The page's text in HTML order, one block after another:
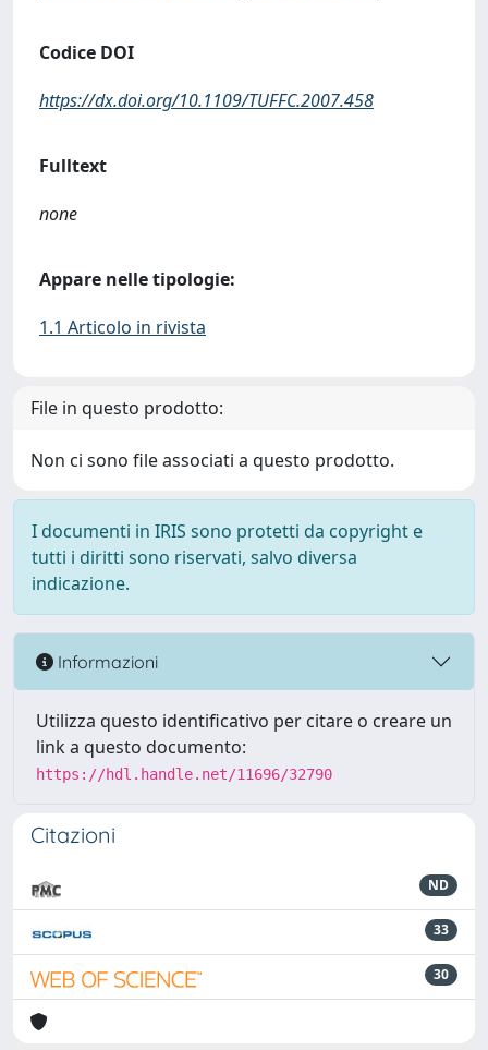
Codice DOI
https://dx.doi.org/10.1109/TUFFC.2007.458
Fulltext
none
Appare nelle tipologie:
1.1 Articolo in rivista
File in questo prodotto:
Non ci sono file associati a questo prodotto.
I documenti in IRIS sono protetti da copyright e
tutti i diritti sono riservati, salvo diversa
indicazione.
Informazioni
Utilizza questo identificativo per citare o creare un
link a questo documento:
https://hdl.handle.net/11696/32790
Citazioni
ND
33
30